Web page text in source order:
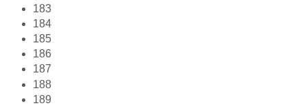
183
184
185
186
187
188
189